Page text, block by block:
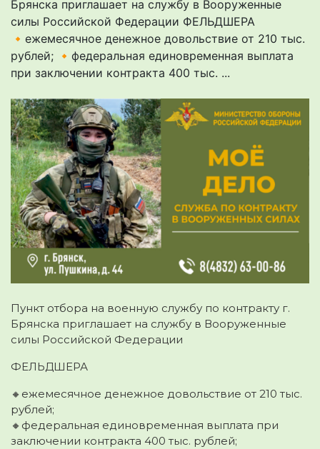
Брянска приглашает на службу в Вооруженные
силы Российской Федерации ФЕЛЬДШЕРА
🔸ежемесячное денежное довольствие от 210 тыс.
рублей; 🔸федеральная единовременная выплата
при заключении контракта 400 тыс. ...
Пункт отбора на военную службу по контракту г.
Брянска приглашает на службу в Вооруженные
силы Российской Федерации
ФЕЛЬДШЕРА
🔸ежемесячное денежное довольствие от 210 тыс.
рублей;
🔸федеральная единовременная выплата при
заключении контракта 400 тыс. рублей;